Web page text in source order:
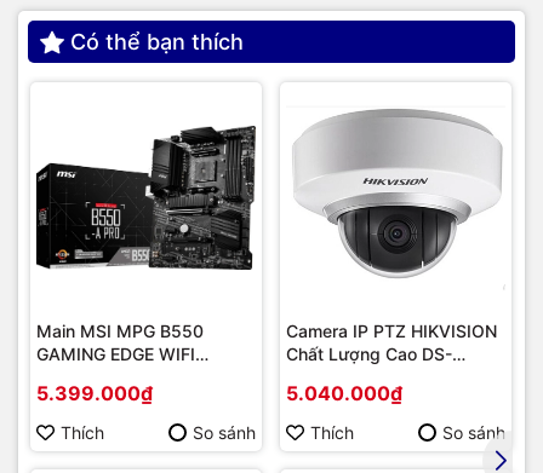
Có thể bạn thích
Main MSI MPG B550
GAMING EDGE WIFI
Socket AM4/ VGA
onboard)
5.399.000₫
Thích So sánh
Camera IP PTZ HIKVISION
Chất Lượng Cao DS-
5.040.000₫
Thích So sánh